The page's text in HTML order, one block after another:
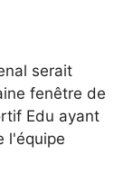
serait
fenêtre de
Edu ayant
l'équipe